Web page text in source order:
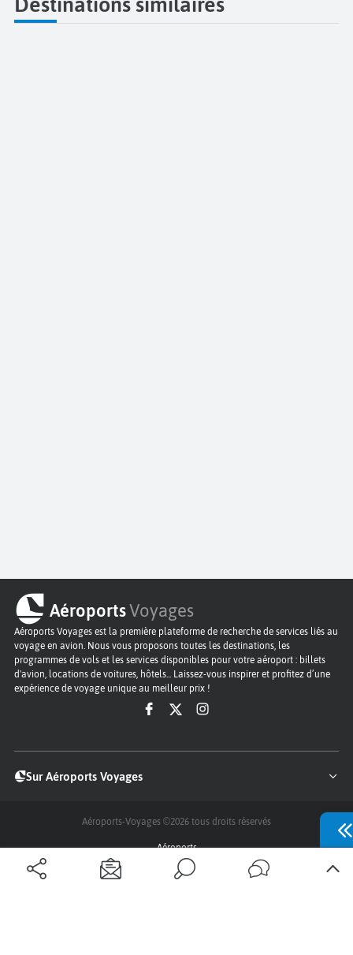
AéroportsVoyages
Aéroports Voyages est la première plateforme de recherche de services liés au
voyage en avion. Nous vous proposons toutes les destinations, les
programmes de vols et les services disponibles pour votre aéroport : billets
d'avion, locations de voitures, hôtels... Laissez-vous inspirer et profitez d’une
expérience de voyage unique au meilleur prix !
Sur Aéroports Voyages
Aéroports-Voyages ©2026 tous droits réservés
Aéroports
Conditions générales
Politique de confidentialité
Questions - Réponses